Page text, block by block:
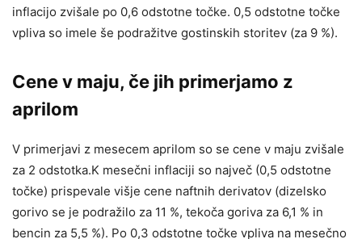
inflacijo zvišale po 0,6 odstotne točke. 0,5 odstotne točke
vpliva so imele še podražitve gostinskih storitev (za 9 %).
Cene v maju, če jih primerjamo z
aprilom
V primerjavi z mesecem aprilom so se cene v maju zvišale
za 2 odstotka.K mesečni inflaciji so največ (0,5 odstotne
točke) prispevale višje cene naftnih derivatov (dizelsko
gorivo se je podražilo za 11 %, tekoča goriva za 6,1 % in
bencin za 5,5 %). Po 0,3 odstotne točke vpliva na mesečno